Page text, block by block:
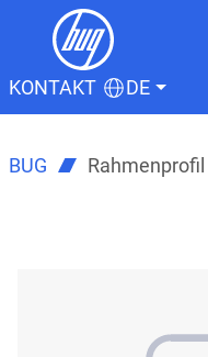
KONTAKT DE
BUG Rahmenprofil